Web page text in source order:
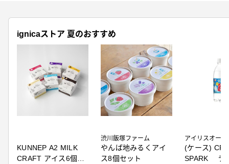
ignicaストア 夏のおすすめ
KUNNEP A2 MILK
CRAFT アイス6個セ
渋川飯塚ファーム
やんば地みるくアイ
ス8個セット
アイリスオーヤ
(ケース)
SPARK ラ